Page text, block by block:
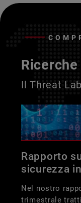
Il Threat
Rapporto
sicurezza
Nel nostro
trimestrale